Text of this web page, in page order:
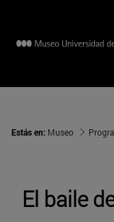
Estás en: Museo
El baile